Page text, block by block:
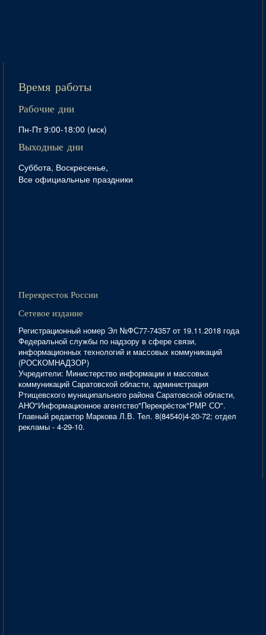
Время работы
Рабочие дни
Пн-Пт 9:00-18:00 (мск)
Выходные дни
Суббота, Воскресенье,
Все официальные праздники
Перекресток России
Сетевое издание
Регистрационный номер Эл №ФС77-74357 от 19.11.2018 года
Федеральной службы по надзору в сфере связи,
информационных технологий и массовых коммуникаций
(РОСКОМНАДЗОР)
Учредители: Министерство информации и массовых
коммуникаций Саратовской области, администрация
Ртищевского муниципального района Саратовской области,
АНО"Информационное агентство"Перекрёсток"РМР СО".
Главный редактор Маркова Л.В. Тел. 8(84540)4-20-72; отдел
рекламы - 4-29-10.